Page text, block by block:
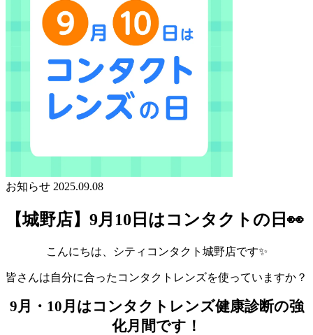
お知らせ 2025.09.08
【城野店】9月10日はコンタクトの日👀
こんにちは、シティコンタクト城野店です✨
皆さんは自分に合ったコンタクトレンズを使っていますか？
9月・10月はコンタクトレンズ健康診断の強
化月間です！